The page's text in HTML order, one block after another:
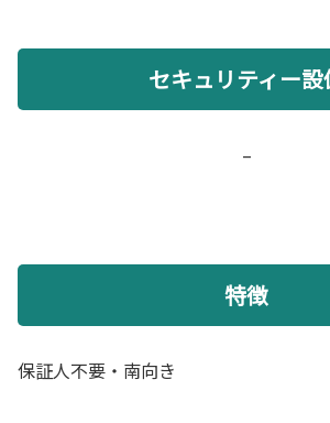
セキュリティー設
–
特徴
保証人不要・南向き